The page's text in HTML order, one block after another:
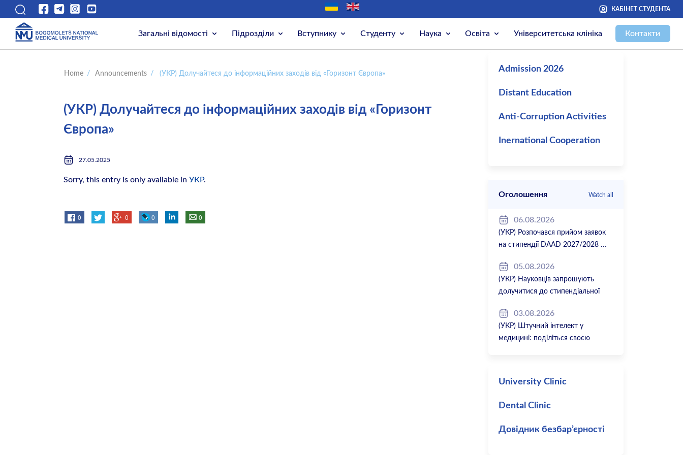
КАБІНЕТ СТУДЕНТА
Загальні відомості Підрозділи Вступнику Студенту Наука Освіта Університетська клініка Контакти
Home / Announcements / (УКР) Долучайтеся до інформаційних заходів від «Горизонт Європа»
(УКР) Долучайтеся до інформаційних заходів від «Горизонт
Європа»
27.05.2025
Sorry, this entry is only available inУКР.
0 0 0 0
Admission 2026
Distant Education
Anti-Corruption Activities
Inernational Cooperation
Оголошення Watch all
06.08.2026
(УКР) Розпочався прийом заявок
на стипендії DAAD 2027/2028
05.08.2026
(УКР) Науковців запрошують
долучитися до стипендіальної
2027/2803.08.2026
(УКР) Штучний інтелект у
медицині: поділіться своєю
University Clinic
Dental Clinic
Довідник безбар’єрності